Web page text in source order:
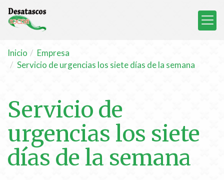
Inicio
Empresa
Servicio de urgencias los siete días de la semana
Servicio de
urgencias los siete
días de la semana